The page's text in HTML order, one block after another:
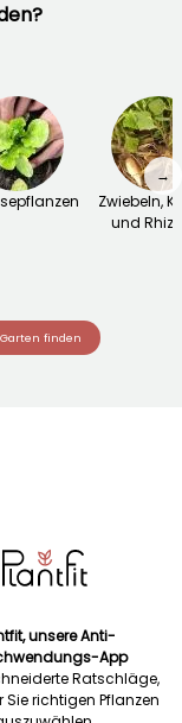
Zwiebeln,
und
→
finden
unsere Anti-
App
Ratschläge,
Sie richtigen Pflanzen